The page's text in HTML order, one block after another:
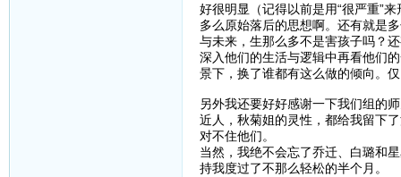
好很明显（记得以前是用“很严重”
多么原始落后的思想啊。还有就是
与未来，生那么多不是害孩子吗？
深入他们的生活与逻辑中再看他们
景下，换了谁都有这么做的倾向。
另外我还要好好感谢一下我们组的
近人，秋菊姐的灵性，都给我留下
对不住他们。
当然，我绝不会忘了乔迁、白璐和
持我度过了不那么轻松的半个月。